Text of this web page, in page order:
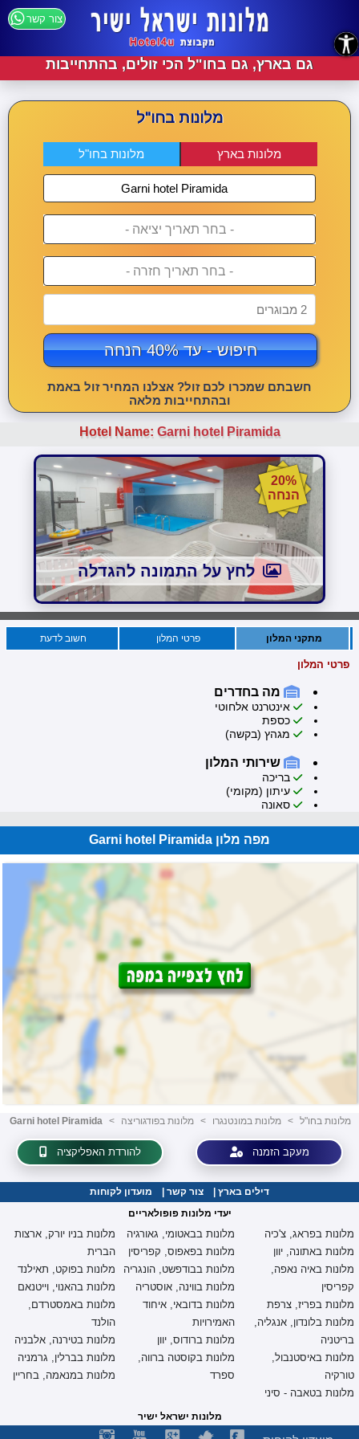
גם בארץ, גם בחו"ל הכי זולים, בהתחייבות
צור קשר
מלונות בחו"ל
מלונות בחו"ל מלונות בארץ
- בחר תאריך יציאה -
- בחר תאריך חזרה -
2 מבוגרים
חיפוש - עד 40% הנחה
חשבתם שמכרו לכם זול? אצלנו המחיר זול באמת
ובהתחייבות מלאה
Hotel Name: Garni hotel Piramida
20%
הנחה
לחץ על התמונה להגדלה
חשוב לדעת פרטי המלון מתקני המלון
פרטי המלון
מה בחדרים
אינטרנט אלחוטי
כספת
מגהץ (בקשה)
שירותי המלון
בריכה
עיתון (מקומי)
סאונה
מפה מלון Garni hotel Piramida
Garni hotel Piramida < מלונות בפודגוריצה < מלונות במונטנגרו < מלונות בחו"ל
להורדת האפליקציה מעקב הזמנה
דילים בארץ צור קשר
מועדון לקוחות
יעדי מלונות פופולאריים
מלונות בניו יורק, ארצות
הברית
מלונות בפוקט, תאילנד
מלונות בהאנוי, וייטנאם
מלונות באמסטרדם,
הולנד
מלונות בטירנה, אלבניה
מלונות בברלין, גרמניה
מלונות במנאמה, בחריין
מלונות בבאטומי, גאורגיה
מלונות בפאפוס, קפריסין
מלונות בבודפשט, הונגריה
מלונות בווינה, אוסטריה
מלונות בדובאי, איחוד
האמירויות
מלונות ברודוס, יוון
מלונות בקוסטה ברווה,
ספרד
מלונות בפראג, צ'כיה
מלונות באתונה, יוון
מלונות באיה נאפה,
קפריסין
מלונות בפריז, צרפת
מלונות בלונדון, אנגליה,
בריטניה
מלונות באיסטנבול,
טורקיה
מלונות בטאבה - סיני
מלונות ישראל ישיר
נגישות